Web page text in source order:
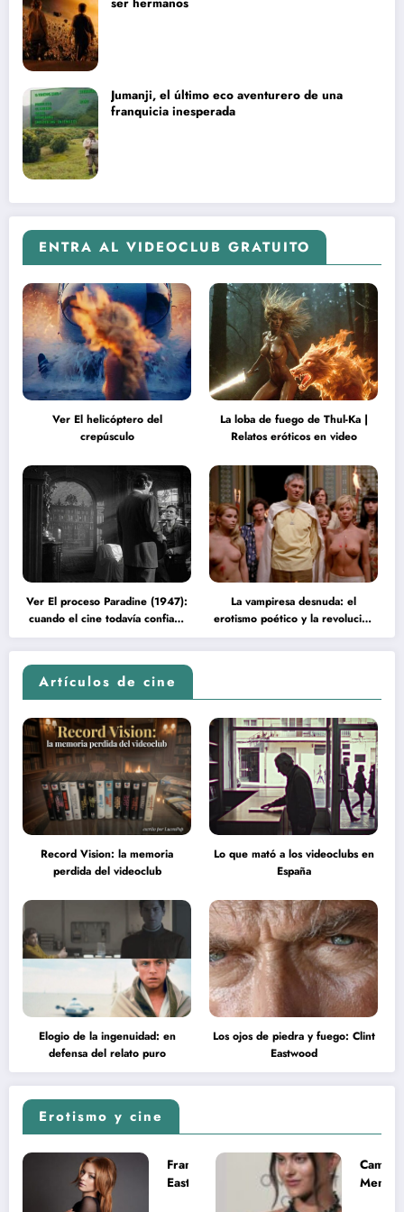
ser hermanos
Jumanji, el último eco aventurero de una
franquicia inesperada
ENTRA AL VIDEOCLUB GRATUITO
Ver El helicóptero del
crepúsculo
La loba de fuego de Thul-Ka |
Relatos eróticos en video
Ver El proceso Paradine (1947):
cuando el cine todavía confiaba
en la inteligencia del espectador
La vampiresa desnuda: el
erotismo poético y la revolución
psicodélica de Jean Rollin
Artículos de cine
Record Vision: la memoria
perdida del videoclub
Lo que mató a los videoclubs en
España
Elogio de la ingenuidad: en
defensa del relato puro
Los ojos de piedra y fuego: Clint
Eastwood
Erotismo y cine
Francesca
Eastwood y
Camila
Mendes